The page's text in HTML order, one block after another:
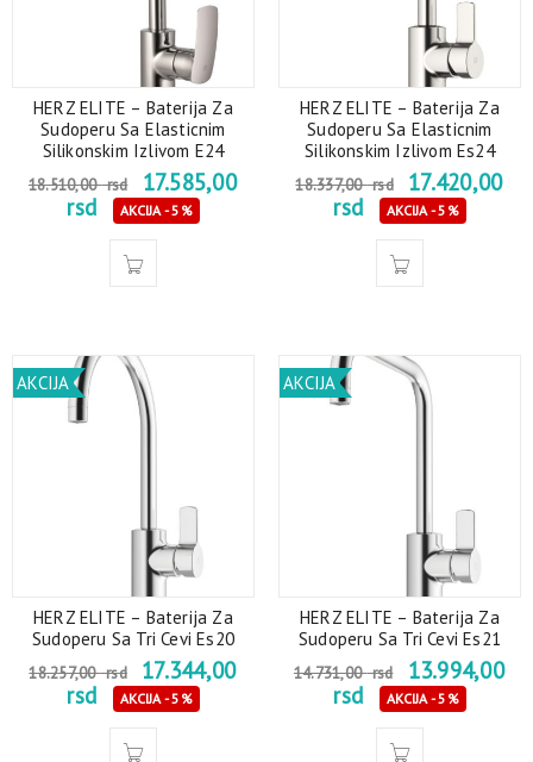
HERZ ELITE – Baterija Za
Sudoperu Sa Elasticnim
Silikonskim Izlivom E24
18.510,00rsd
17.585,00
rsd
AKCIJA - 5%
HERZ ELITE – Baterija Za
Sudoperu Sa Elasticnim
Silikonskim Izlivom Es24
18.337,00rsd
17.420,00
rsd
AKCIJA - 5%
AKCIJA
HERZ ELITE – Baterija Za
Sudoperu Sa Tri Cevi Es20
18.257,00rsd
17.344,00
rsd
AKCIJA - 5%
AKCIJA
HERZ ELITE – Baterija Za
Sudoperu Sa Tri Cevi Es21
14.731,00rsd
13.994,00
rsd
AKCIJA - 5%